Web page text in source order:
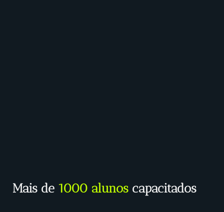
Mais de 1000 alunos capacitados